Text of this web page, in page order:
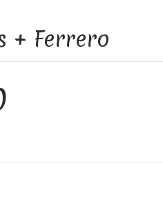
+ Ferrero